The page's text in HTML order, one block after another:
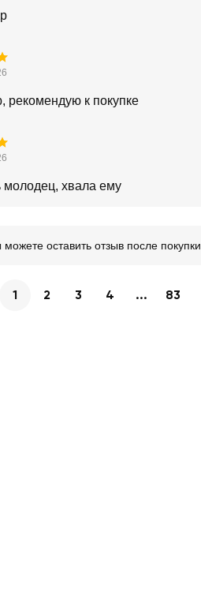
рекомендую к покупке
молодец, хвала ему
можете оставить отзыв после покупки
1 2 3 4 ... 83